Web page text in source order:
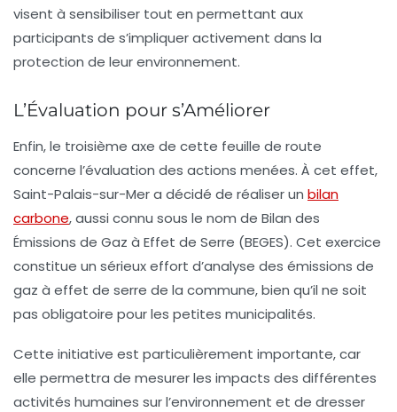
visent à sensibiliser tout en permettant aux
participants de s’impliquer activement dans la
protection de leur environnement.
L’Évaluation pour s’Améliorer
Enfin, le troisième axe de cette feuille de route
concerne l’évaluation des actions menées. À cet effet,
Saint-Palais-sur-Mer a décidé de réaliser un bilan
carbone, aussi connu sous le nom de Bilan des
Émissions de Gaz à Effet de Serre (BEGES). Cet exercice
constitue un sérieux effort d’analyse des émissions de
gaz à effet de serre de la commune, bien qu’il ne soit
pas obligatoire pour les petites municipalités.
Cette initiative est particulièrement importante, car
elle permettra de mesurer les impacts des différentes
activités humaines sur l’environnement et de dresser